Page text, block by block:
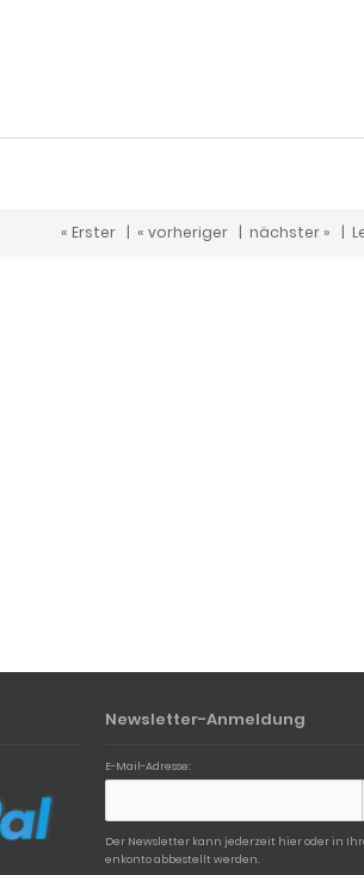
« Erster | « vorheriger | nächster » |
Newsletter-Anmeldung
E-Mail-Adresse:
Der Newsletter kann jederzeit hier oder in
enkonto abbestellt werden.